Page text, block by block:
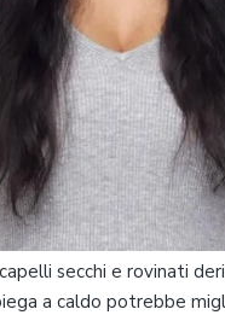
secchi e rovinati
a caldo potrebbe